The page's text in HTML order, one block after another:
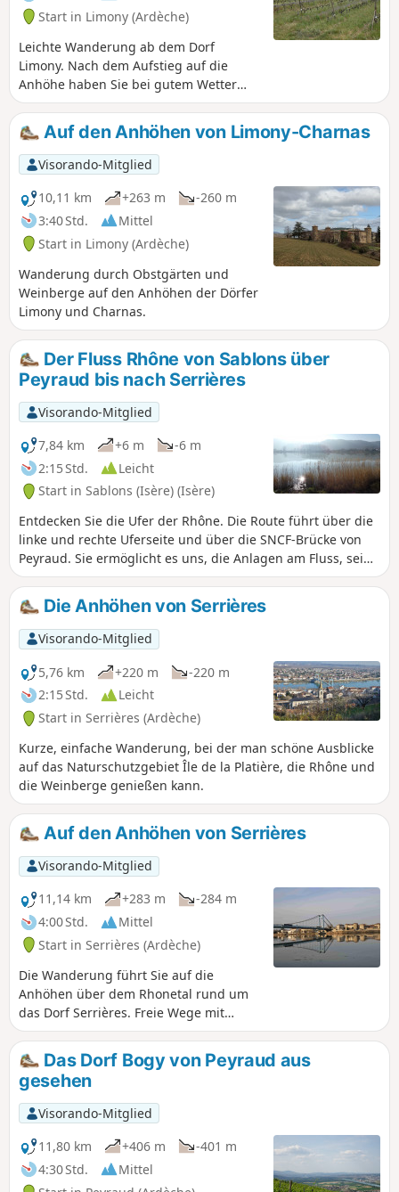
Start in Limony (Ardèche)
Leichte Wanderung ab dem Dorf
Limony. Nach dem Aufstieg auf die
Anhöhe haben Sie bei gutem Wetter
einen schönen Blick nach Osten auf die
Alpen. Der Rückweg führt entlang der
Limony.Auf den Anhöhen von Limony-Charnas
Visorando-Mitglied
10,11 km
+263 m
-260 m
3:40 Std.
Mittel
Start in Limony (Ardèche)
Wanderung durch Obstgärten und
Weinberge auf den Anhöhen der Dörfer
Limony und Charnas.
Der Fluss Rhône von Sablons über
Peyraud bis nach Serrières
Visorando-Mitglied
7,84 km
+6 m
-6 m
2:15 Std.
Leicht
Start in Sablons (Isère) (Isère)
Entdecken Sie die Ufer der Rhône. Die Route führt über die
linke und rechte Uferseite und über die SNCF-Brücke von
Peyraud. Sie ermöglicht es uns, die Anlagen am Fluss, seine
Hochwasser, die Fauna und Flora zu entdecken.
Markierungen zeigen die verschiedenen Hochwasserstände
entlang des Weges an.
Die Anhöhen von Serrières
Visorando-Mitglied
5,76 km
+220 m
-220 m
2:15 Std.
Leicht
Start in Serrières (Ardèche)
Kurze, einfache Wanderung, bei der man schöne Ausblicke
auf das Naturschutzgebiet Île de la Platière, die Rhône und
die Weinberge genießen kann.
Auf den Anhöhen von Serrières
Visorando-Mitglied
11,14 km
+283 m
-284 m
4:00 Std.
Mittel
Start in Serrières (Ardèche)
Die Wanderung führt Sie auf die
Anhöhen über dem Rhonetal rund um
das Dorf Serrières. Freie Wege mit
schöner Aussicht auf das Rhonetal und
die Alpen sowie angenehm bewaldete
Wege wechseln sich auf der gesamten
Strecke ab. Zu Beginn der Wanderung
durchqueren Sie das alte Serrières, das
einen kleinen Abstecher wert ist.
Das Dorf Bogy von Peyraud aus
gesehen
Visorando-Mitglied
11,80 km
+406 m
-401 m
4:30 Std.
Mittel